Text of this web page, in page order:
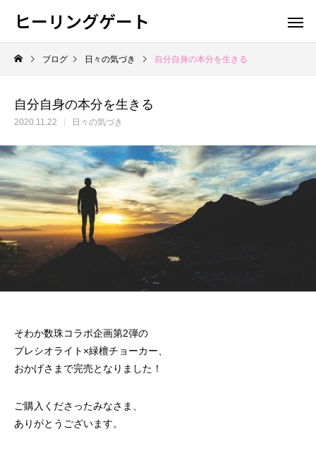
ヒーリングゲート
ブログ 日々の気づき 自分自身の本分を生きる
自分自身の本分を生きる
2020.11.22 日々の気づき
そわか数珠コラボ企画第2弾の
プレシオライト×緑檀チョーカー、
おかげさまで完売となりました！
ご購入くださったみなさま、
ありがとうございます。